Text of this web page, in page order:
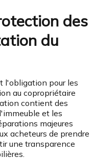
des
du
l'obligation pour les
au copropriétaire
contient des
et les
majeures
acheteurs de prendre
une transparence